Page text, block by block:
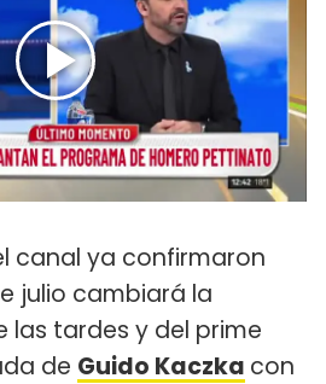
canal ya confirmaron
julio cambiará la
las tardes y del prime
de Guido Kaczka con